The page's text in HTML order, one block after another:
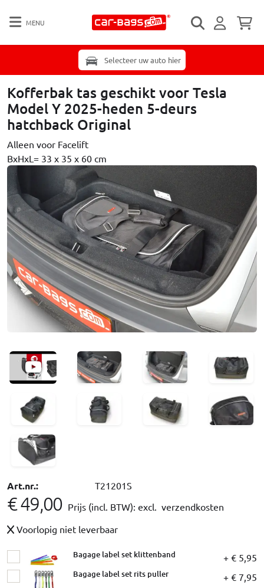
MENU
Selecteer uw auto hier
Kofferbak tas geschikt voor Tesla
Model Y 2025-heden 5-deurs
hatchback Original
Alleen voor Facelift
BxHxL= 33 x 35 x 60 cm
Art.nr.: T21201S
€ 49,00 Prijs (incl. BTW):excl. verzendkosten
Voorlopig niet leverbaar
Bagage label set klittenband + € 5,95
Bagage label set rits puller + € 7,95